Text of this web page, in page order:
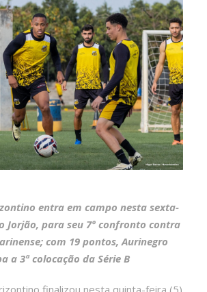
entra em campo nesta sexta-
Jorjão, para seu 7º confronto contra
com 19 pontos, Aurinegro
a 3ª colocação da Série B
finalizou nesta quinta-feira (5)